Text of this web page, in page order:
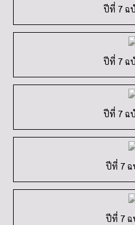
ปีที่ 7 ฉ
ปีที่ 7 ฉ
ปีที่ 7 ฉ
ปีที่ 7 ฉ
ปีที่ 7 ฉ